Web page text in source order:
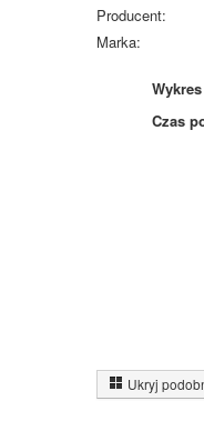
Producent:
Marka:
Czas
Ukryj